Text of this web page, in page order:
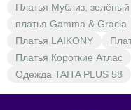
Платья Мублиз, зелёный
платья Gamma & Gracia
Платья LAIKONY
Платья Короткие Атлас
Одежда TAITA PLUS 58